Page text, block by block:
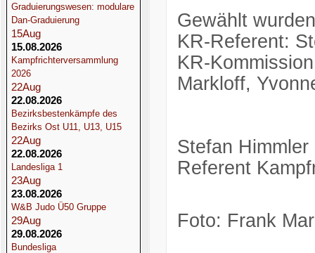
Graduierungswesen: modulare
Dan-Graduierung
15Aug
15.08.2026
Kampfrichterversammlung
2026
22Aug
22.08.2026
Bezirksbestenkämpfe des
Bezirks Ost U11, U13, U15
22Aug
22.08.2026
Landesliga 1
23Aug
23.08.2026
W&B Judo Ü50 Gruppe
29Aug
29.08.2026
Bundesliga
Gewählt
KR-Referent:
KR-
Markloff,
Stefan Himmler
Referent
Foto: Frank